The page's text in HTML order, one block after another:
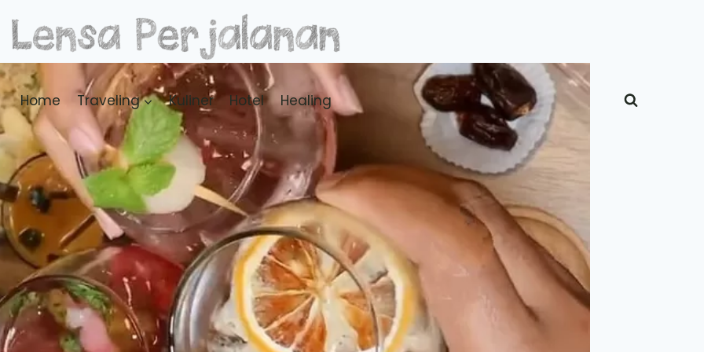
Home Traveling Kuliner Hotel Healing